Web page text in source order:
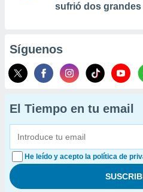
sufrió dos grandes
Síguenos
El Tiempo en tu email
He leído y acepto la política de